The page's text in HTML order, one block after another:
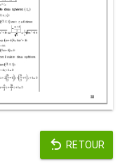
RETOUR